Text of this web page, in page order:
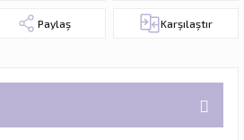
Paylaş Karşılaştır